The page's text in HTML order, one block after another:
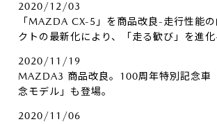
2020/12/03
「MAZDA CX-5」を商品改良-走行性能
クトの最新化により、「走る歓び」を進
2020/11/19
MAZDA3 商品改良。100周年特別記念車
念モデル」も登場。
2020/11/06